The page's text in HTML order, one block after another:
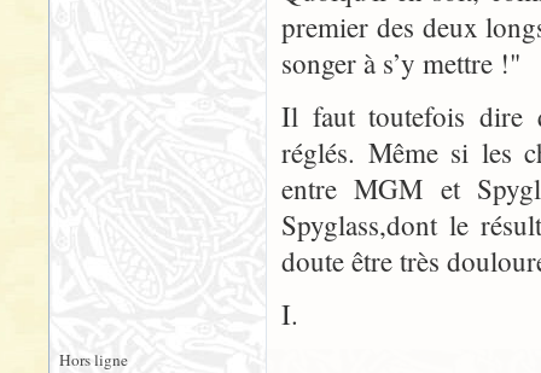
premier des deux
songer à s’y mettre !"
Il faut toutefois dire
réglés. Même si les
entre MGM et
Spyglass,dont le
doute être très
I.
Hors ligne